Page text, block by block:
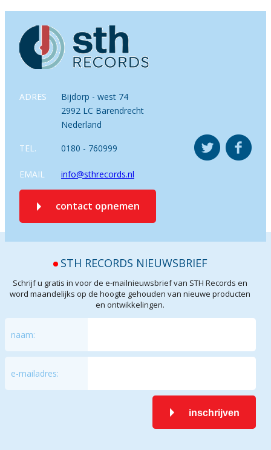
ADRES
Bijdorp - west 74
2992 LC Barendrecht
Nederland
TEL. 0180 - 760999
EMAIL info@sthrecords.nl
contact opnemen
STH RECORDS NIEUWSBRIEF
Schrijf u gratis in voor de e-mailnieuwsbrief van STH Records en
word maandelijks op de hoogte gehouden van nieuwe producten
en ontwikkelingen.
naam:
e-mailadres:
inschrijven